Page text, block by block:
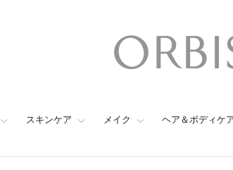
スキンケア メイク ヘア＆ボディケ